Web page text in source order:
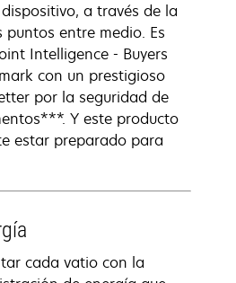
a través de la
entre medio. Es
Intelligence - Buyers
con un prestigioso
por la seguridad de
Y este producto
estar preparado para
cada vatio con la